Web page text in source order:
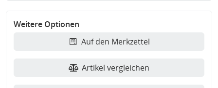
Weitere Optionen
Auf den Merkzettel
Artikel vergleichen